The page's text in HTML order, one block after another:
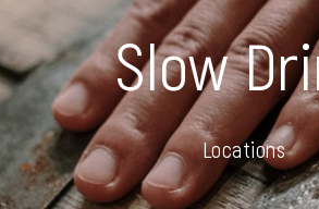
Slow
Locations